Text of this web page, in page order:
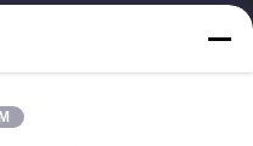
Kita